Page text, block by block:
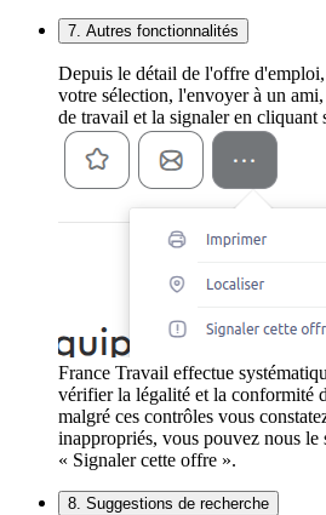
7. Autres fonctionnalités
Depuis le détail de l'offre
votre sélection, l'envoyer à un
de travail et la signaler en cliquant
France Travail effectue
vérifier la légalité et la conformité
malgré ces contrôles vous
inappropriés, vous pouvez nous le
« Signaler cette offre ».
8. Suggestions de recherche